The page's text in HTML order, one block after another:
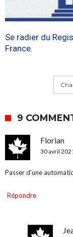
Se radier du
France.
9
Florian
30 avril
Passer d’une
Répondre